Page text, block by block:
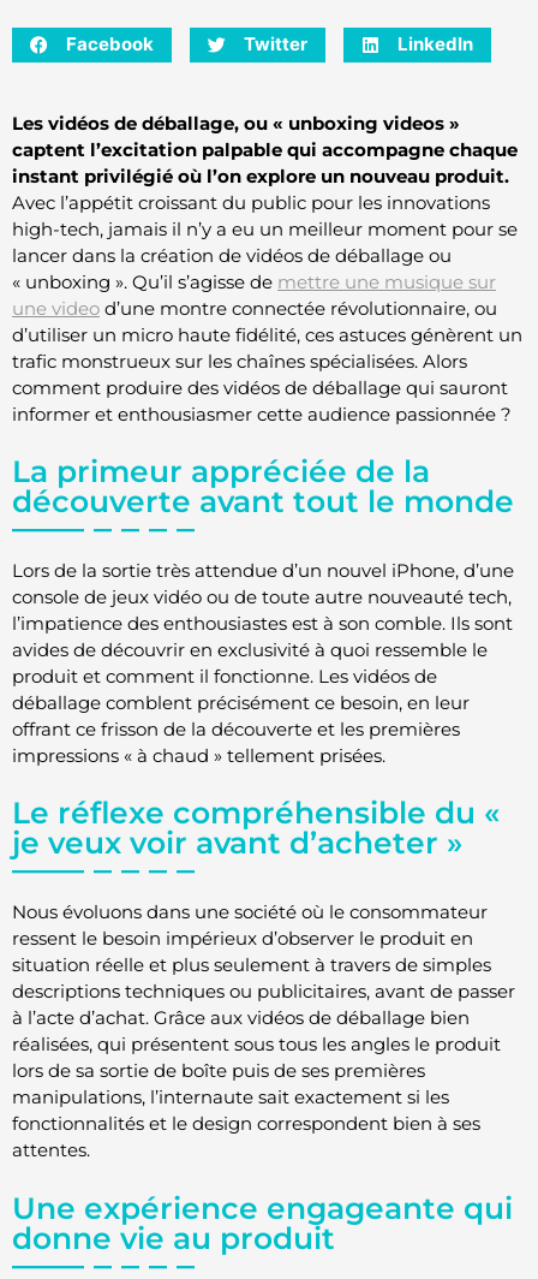
Facebook Twitter LinkedIn
Les vidéos de déballage, ou « unboxing videos »
captent l’excitation palpable qui accompagne chaque
instant privilégié où l’on explore un nouveau produit.
Avec l’appétit croissant du public pour les innovations
high-tech, jamais il n’y a eu un meilleur moment pour se
lancer dans la création de vidéos de déballage ou
« unboxing ». Qu’il s’agisse de mettre une musique sur
une video d’une montre connectée révolutionnaire, ou
d’utiliser un micro haute fidélité, ces astuces génèrent un
trafic monstrueux sur les chaînes spécialisées. Alors
comment produire des vidéos de déballage qui sauront
informer et enthousiasmer cette audience passionnée ?
La primeur appréciée de la
découverte avant tout le monde
Lors de la sortie très attendue d’un nouvel iPhone, d’une
console de jeux vidéo ou de toute autre nouveauté tech,
l’impatience des enthousiastes est à son comble. Ils sont
avides de découvrir en exclusivité à quoi ressemble le
produit et comment il fonctionne. Les vidéos de
déballage comblent précisément ce besoin, en leur
offrant ce frisson de la découverte et les premières
impressions « à chaud » tellement prisées.
Le réflexe compréhensible du «
je veux voir avant d’acheter »
Nous évoluons dans une société où le consommateur
ressent le besoin impérieux d’observer le produit en
situation réelle et plus seulement à travers de simples
descriptions techniques ou publicitaires, avant de passer
à l’acte d’achat. Grâce aux vidéos de déballage bien
réalisées, qui présentent sous tous les angles le produit
lors de sa sortie de boîte puis de ses premières
manipulations, l’internaute sait exactement si les
fonctionnalités et le design correspondent bien à ses
attentes.
Une expérience engageante qui
donne vie au produit